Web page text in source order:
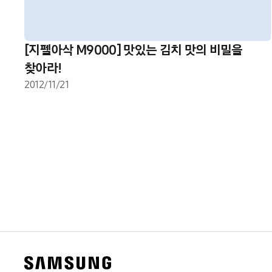
[지펠아삭 M9000] 맛있는 김치 맛의 비밀을
찾아라!
2012/11/21